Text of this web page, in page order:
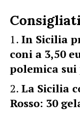
In Sicilia
coni a 3,50
polemica
La Sicilia
Rosso: 30